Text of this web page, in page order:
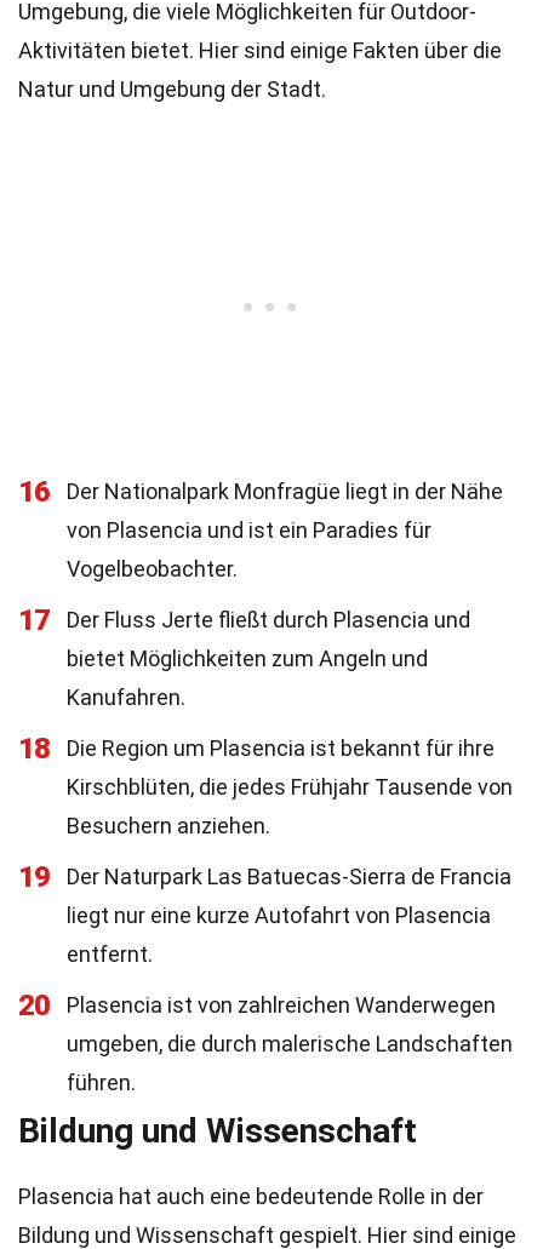
Umgebung, die viele Möglichkeiten für Outdoor-
Aktivitäten bietet. Hier sind einige Fakten über die
Natur und Umgebung der Stadt.
16
Der Nationalpark Monfragüe liegt in der Nähe
von Plasencia und ist ein Paradies für
Vogelbeobachter.
17
Der Fluss Jerte fließt durch Plasencia und
bietet Möglichkeiten zum Angeln und
Kanufahren.
18
Die Region um Plasencia ist bekannt für ihre
Kirschblüten, die jedes Frühjahr Tausende von
Besuchern anziehen.
19
Der Naturpark Las Batuecas-Sierra de Francia
liegt nur eine kurze Autofahrt von Plasencia
entfernt.
20
Plasencia ist von zahlreichen Wanderwegen
umgeben, die durch malerische Landschaften
führen.
Bildung und Wissenschaft
Plasencia hat auch eine bedeutende Rolle in der
Bildung und Wissenschaft gespielt. Hier sind einige